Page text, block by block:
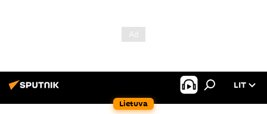
Lietuva
LIT